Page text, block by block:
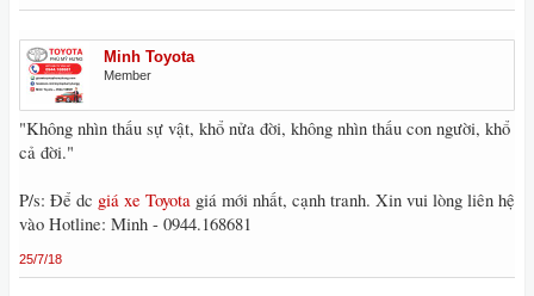
Minh Toyota
Member
"Không nhìn thấu sự vật, khổ nửa đời, không nhìn thấu con người, khổ
cả đời."
P/s: Để dc giá xe Toyota giá mới nhất, cạnh tranh. Xin vui lòng liên hệ
vào Hotline: Minh - 0944.168681
25/7/18